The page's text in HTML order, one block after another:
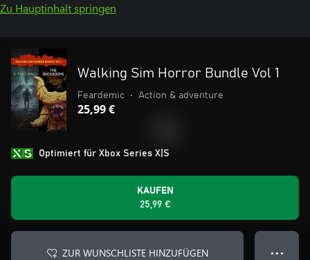
Zu Hauptinhalt springen
Walking Sim Horror Bundle Vol 1
Feardemic • Action & adventure
25,99 €
Optimiert für Xbox Series X|S
KAUFEN
25,99 €
ZUR WUNSCHLISTE HINZUFÜGEN ● ● ●